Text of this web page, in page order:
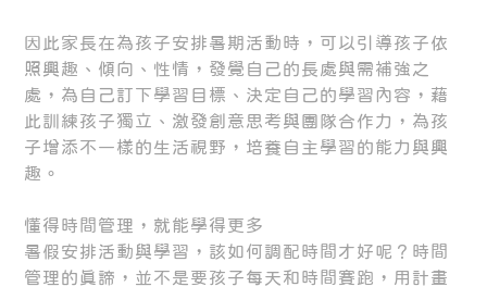
因此家長在為孩子安排暑期活動時，可以引導孩子依
照興趣、傾向、性情，發覺自己的長處與需補強之
處，為自己訂下學習目標、決定自己的學習內容，藉
此訓練孩子獨立、激發創意思考與團隊合作力，為孩
子增添不一樣的生活視野，培養自主學習的能力與興
趣。
懂得時間管理，就能學得更多
暑假安排活動與學習，該如何調配時間才好呢？時間
管理的真諦，並不是要孩子每天和時間賽跑，用計畫